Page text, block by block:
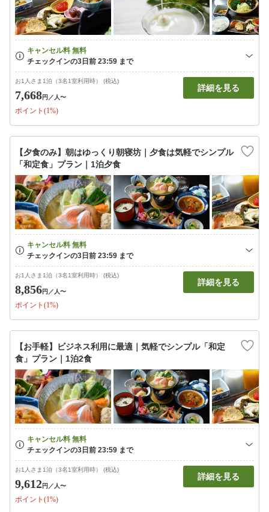
お1人さま1泊（3名1室利用時） (税込)
7,668円 ／人〜
ポイント(1%)
詳細を見る
【夕食のみ】朝はゆっくり朝寝坊｜夕食は気軽でシンプル
「和定食」プラン｜1泊夕食
お1人さま1泊（3名1室利用時） (税込)
8,856円 ／人〜
ポイント(1%)
詳細を見る
【お手軽】ビジネス利用に最適｜気軽でシンプル「和定
食」プラン｜1泊2食
お1人さま1泊（3名1室利用時） (税込)
9,612円 ／人〜
ポイント(1%)
詳細を見る